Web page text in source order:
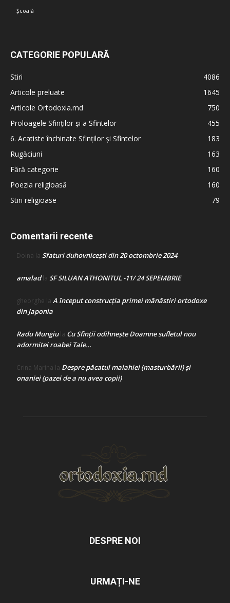
Școală
CATEGORIE POPULARĂ
Stiri
4086
Articole preluate
1645
Articole Ortodoxia.md
750
Proloagele Sfinților și a Sfintelor
455
6. Acatiste închinate Sfinților și Sfintelor
183
Rugăciuni
163
Fără categorie
160
Poezia religioasă
160
Stiri religioase
79
Comentarii recente
Doina la Sfaturi duhovnicești din 20 octombrie 2024
amaladla SF SILUAN ATHONITUL -11/ 24 SEPEMBRIE
gheorghe la A început construcţia primei mănăstiri ortodoxe
din Japonia
Radu Mungiula Cu Sfinții odihnește Doamne sufletul nou
adormitei roabei Tale…
Crina Marina la Despre păcatul malahiei (masturbării) şi
onaniei (pazei de a nu avea copii)
DESPRE NOI
URMAȚI-NE